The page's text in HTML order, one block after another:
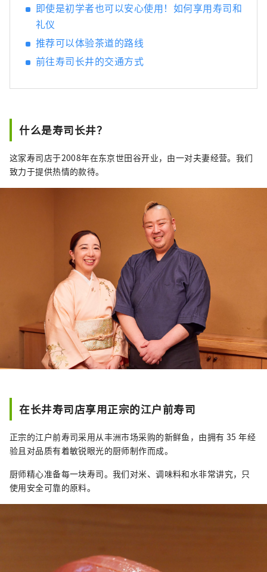
即使是初学者也可以安心使用！如何享用寿司和
礼仪
推荐可以体验茶道的路线
前往寿司长井的交通方式
什么是寿司长井？
这家寿司店于2008年在东京世田谷开业，由一对夫妻经营。我们
致力于提供热情的款待。
在长井寿司店享用正宗的江户前寿司
正宗的江户前寿司采用从丰洲市场采购的新鲜鱼，由拥有 35 年经
验且对品质有着敏锐眼光的厨师制作而成。
厨师精心准备每一块寿司。我们对米、调味料和水非常讲究，只
使用安全可靠的原料。